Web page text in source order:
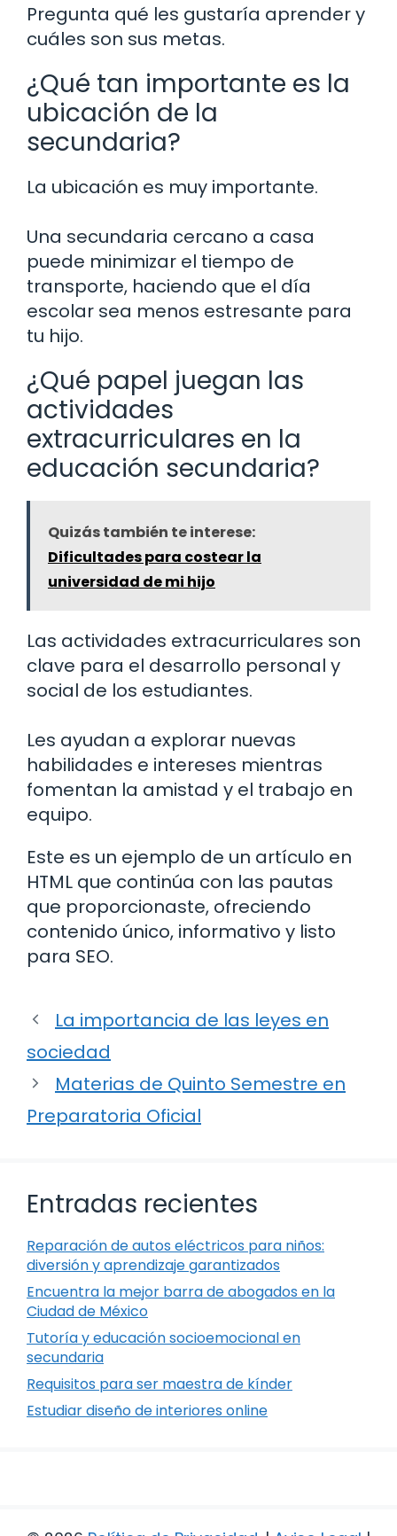
Pregunta qué les gustaría aprender y
cuáles son sus metas.
¿Qué tan importante es la
ubicación de la
secundaria?
La ubicación es muy importante.
Una secundaria cercano a casa
puede minimizar el tiempo de
transporte, haciendo que el día
escolar sea menos estresante para
tu hijo.
¿Qué papel juegan las
actividades
extracurriculares en la
educación secundaria?
Quizás también te interese:
Dificultades para costear la
universidad de mi hijo
Las actividades extracurriculares son
clave para el desarrollo personal y
social de los estudiantes.
Les ayudan a explorar nuevas
habilidades e intereses mientras
fomentan la amistad y el trabajo en
equipo.
Este es un ejemplo de un artículo en
HTML que continúa con las pautas
que proporcionaste, ofreciendo
contenido único, informativo y listo
para SEO.
La importancia de las leyes en
sociedad
Materias de Quinto Semestre en
Preparatoria Oficial
Entradas recientes
Reparación de autos eléctricos para niños:
diversión y aprendizaje garantizados
Encuentra la mejor barra de abogados en la
Ciudad de México
Tutoría y educación socioemocional en
secundaria
Requisitos para ser maestra de kínder
Estudiar diseño de interiores online